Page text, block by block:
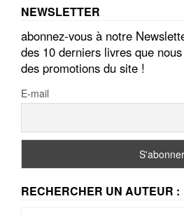
NEWSLETTER
abonnez-vous à notre
des 10 derniers livres que
des promotions du site !
E-mail
RECHERCHER UN AUTEUR :